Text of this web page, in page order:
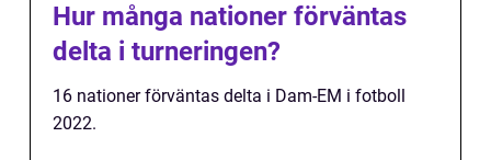
Hur många nationer förväntas
delta i turneringen?
16 nationer förväntas delta i Dam-EM i fotboll
2022.